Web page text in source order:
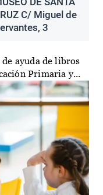
C/ Miguel de
3
ayuda de libros
Primaria y...